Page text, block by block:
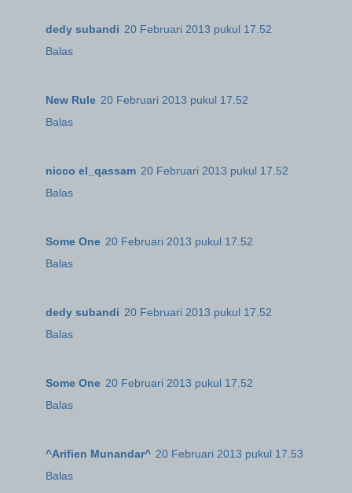
dedy subandi 20 Februari 2013 pukul 17.52
Balas
New Rule 20 Februari 2013 pukul 17.52
Balas
nicco el_qassam 20 Februari 2013 pukul 17.52
Balas
Some One 20 Februari 2013 pukul 17.52
Balas
dedy subandi 20 Februari 2013 pukul 17.52
Balas
Some One 20 Februari 2013 pukul 17.52
Balas
^Arifien Munandar^ 20 Februari 2013 pukul 17.53
Balas